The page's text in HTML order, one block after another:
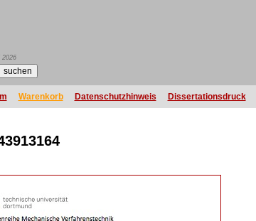
2026
Warenkorb Datenschutzhinweis Dissertationsdruck